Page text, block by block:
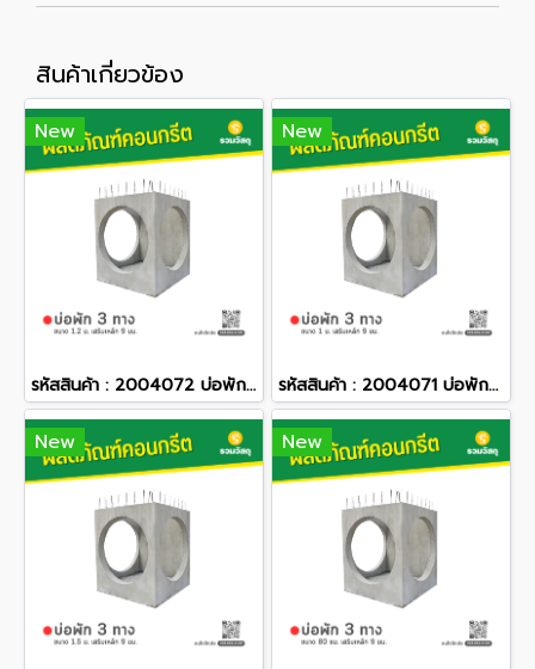
สินค้าเกี่ยวข้อง
New
รหัสสินค้า : 2004072 บ่อพักคอนกรีต 3 ทาง ขนาด 1.2 ม. เสริมเหล็ก 9 มม.
New
รหัสสินค้า : 2004071 บ่อพักคอนกรีต 3 ทาง ขนาด 1 ม. เสริมเหล็ก 9 มม.
New New